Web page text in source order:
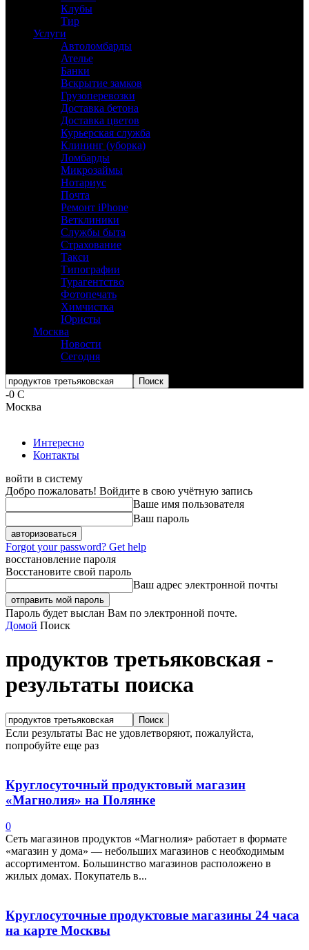
Клубы
Тир
Услуги
Автоломбарды
Ателье
Банки
Вскрытие замков
Грузоперевозки
Доставка бетона
Доставка цветов
Курьерская служба
Клининг (уборка)
Ломбарды
Микрозаймы
Нотариус
Почта
Ремонт iPhone
Ветклиники
Службы быта
Страхование
Такси
Типографии
Турагентство
Фотопечать
Химчистка
Юристы
Москва
Новости
Сегодня
-0 C
Москва
Интересно
Контакты
войти в систему
Добро пожаловать! Войдите в свою учётную запись
Ваше имя пользователя
Ваш пароль
Forgot your password? Get help
восстановление пароля
Восстановите свой пароль
Ваш адрес электронной почты
Пароль будет выслан Вам по электронной почте.
Домой Поиск
продуктов третьяковская -
результаты поиска
Если результаты Вас не удовлетворяют, пожалуйста,
попробуйте еще раз
Круглосуточный продуктовый магазин
«Магнолия» на Полянке
0
Сеть магазинов продуктов «Магнолия» работает в формате
«магазин у дома» — небольших магазинов с необходимым
ассортиментом. Большинство магазинов расположено в
жилых домах. Покупатель в...
Круглосуточные продуктовые магазины 24 часа
на карте Москвы